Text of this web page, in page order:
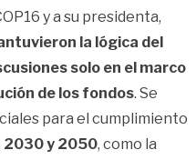
y a su presidenta,
la lógica del
solo en el marco
de los fondos. Se
para el cumplimiento
2030 y 2050, como la